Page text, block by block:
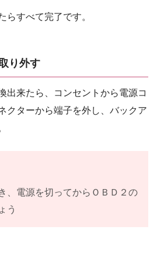
らすべて完了です。
り外す
出来たら、コンセントから電源コ
クターから端子を外し、バックア
、電源を切ってからＯＢＤ２の
う